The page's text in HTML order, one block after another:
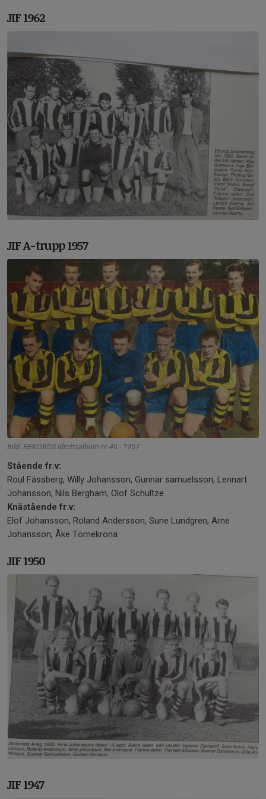
JIF 1962
JIF A-trupp 1957
Bild: REKORDS Idrottsalbum nr.46 - 1957
Stående fr.v:
Roul Fässberg, Willy Johansson, Gunnar samuelsson, Lennart
Johansson, Nils Bergham, Olof Schultze
Knästående fr.v:
Elof Johansson, Roland Andersson, Sune Lundgren, Arne
Johansson, Åke Törnekrona
JIF 1950
JIF 1947